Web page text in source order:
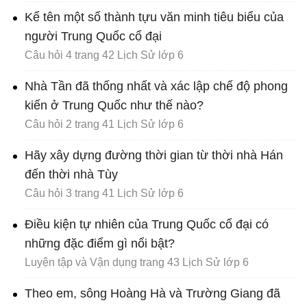
Kể tên một số thành tựu văn minh tiêu biểu của
người Trung Quốc cổ đại
Câu hỏi 4 trang 42 Lịch Sử lớp 6
Nhà Tần đã thống nhất và xác lập chế độ phong
kiến ở Trung Quốc như thế nào?
Câu hỏi 2 trang 41 Lịch Sử lớp 6
Hãy xây dựng đường thời gian từ thời nhà Hán
đến thời nhà Tùy
Câu hỏi 3 trang 41 Lịch Sử lớp 6
Điều kiện tự nhiên của Trung Quốc cổ đại có
những đặc điểm gì nổi bật?
Luyện tập và Vận dụng trang 43 Lịch Sử lớp 6
Theo em, sông Hoàng Hà và Trường Giang đã